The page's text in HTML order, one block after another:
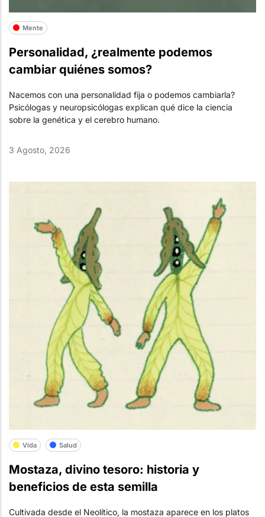
Mente
Personalidad, ¿realmente podemos
cambiar quiénes somos?
Nacemos con una personalidad fija o podemos cambiarla?
Psicólogas y neuropsicólogas explican qué dice la ciencia
sobre la genética y el cerebro humano.
3 Agosto, 2026
Vida Salud
Mostaza, divino tesoro: historia y
beneficios de esta semilla
Cultivada desde el Neolítico, la mostaza aparece en los platos